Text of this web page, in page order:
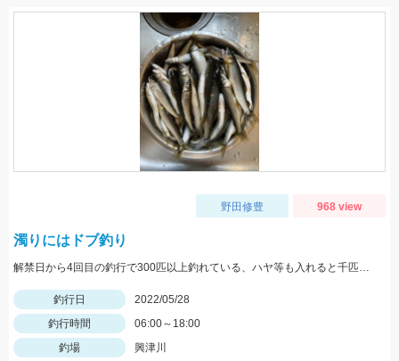
野田修豊 968 view
濁りにはドブ釣り
解禁日から4回目の釣行で300匹以上釣れている、ハヤ等も入れると千匹、手返し大変
釣行日
2022/05/28
釣行時間
06:00～18:00
釣場
興津川